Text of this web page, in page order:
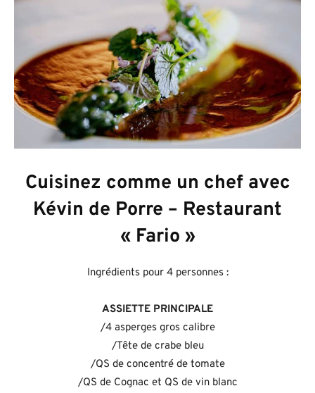
Cuisinez comme un chef avec
Kévin de Porre – Restaurant
« Fario »
Ingrédients pour 4 personnes :
ASSIETTE PRINCIPALE
/4 asperges gros calibre
/Tête de crabe bleu
/QS de concentré de tomate
/QS de Cognac et QS de vin blanc